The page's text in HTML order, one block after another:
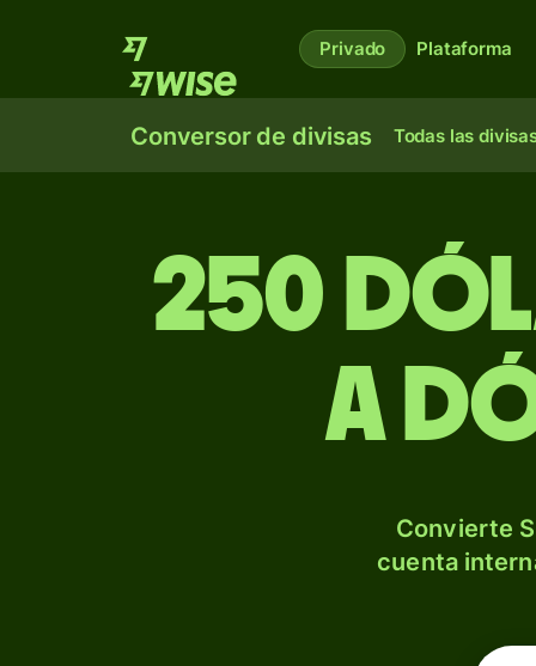
Privado Plataforma
Conversor de divisas Todas las
250
a
Convierte
cuenta